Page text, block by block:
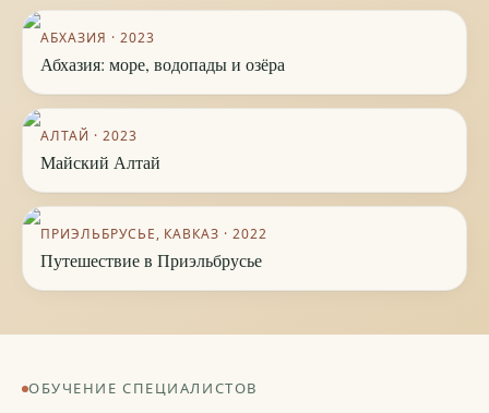
АБХАЗИЯ · 2023
Абхазия: море, водопады и озёра
АЛТАЙ · 2023
Майский Алтай
ПРИЭЛЬБРУСЬЕ, КАВКАЗ ·2022
Путешествие в Приэльбрусье
ОБУЧЕНИЕ СПЕЦИАЛИСТОВ